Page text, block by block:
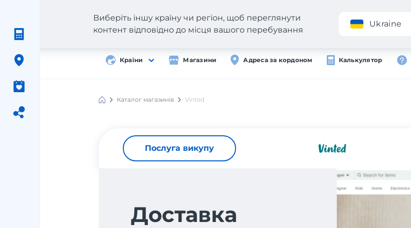
Додаток
Країни Магазини Адреса за кордоном Калькулятор
Виберіть іншу країну чи регіон, щоб переглянути
контент відповідно до місця вашого перебування
Ukraine
Каталог магазинів Vinted
Послуга викупу
Доставка